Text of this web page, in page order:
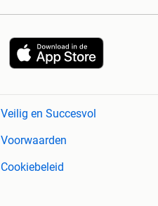
Veilig en Succesvol
Voorwaarden
Cookiebeleid